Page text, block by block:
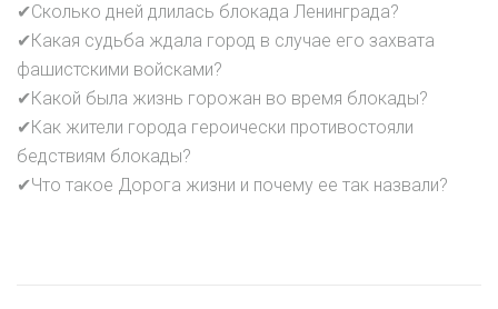
✔Сколько дней длилась блокада Ленинграда?
✔Какая судьба ждала город в случае его захвата
фашистскими войсками?
✔Какой была жизнь горожан во время блокады?
✔Как жители города героически противостояли
бедствиям блокады?
✔Что такое Дорога жизни и почему ее так назвали?